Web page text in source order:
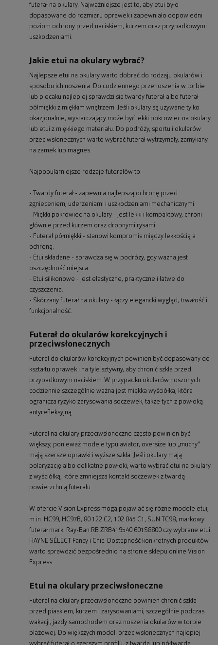
futerał na okulary. Najważniejsze jest to, aby etui było
dopasowane do rozmiaru oprawek i zapewniało odpowiedni
poziom ochrony przed naciskiem, kurzem oraz przypadkowymi
uszkodzeniami.
Jakie etui na okulary wybrać?
Najlepsze etui na okulary warto dobrać do rodzaju okularów i
sposobu ich noszenia. Do codziennego przenoszenia w torbie
lub plecaku najlepiej sprawdzi się twardy futerał albo futerał
półmiękki z miękkim wnętrzem. Jeśli okulary są używane tylko
okazjonalnie, wystarczający może być lekki pokrowiec na okulary
lub etui z miękkiego materiału. Do podróży, sportu i okularów
przeciwsłonecznych warto wybrać futerał wytrzymały, zamykany
na zamek lub magnes.
Najpopularniejsze rodzaje futerałów to:
- Twardy futerał - zapewnia najlepszą ochronę przed
zgnieceniem, uderzeniami i uszkodzeniami mechanicznymi.
- Miękki pokrowiec na okulary - jest lekki i kompaktowy, chroni
głównie przed kurzem oraz drobnymi rysami.
- Futerał półmiękki - stanowi kompromis między lekkością a
ochroną.
- Etui składane - sprawdza się w podróży, gdy ważna jest
oszczędność miejsca.
- Etui silikonowe - jest elastyczne, praktyczne i łatwe do
czyszczenia.
- Skórzany futerał na okulary - łączy elegancki wygląd, trwałość i
funkcjonalność.
Futerał do okularów korekcyjnych i
przeciwsłonecznych
Futerał do okularów korekcyjnych powinien być dopasowany do
kształtu oprawek i na tyle sztywny, aby chronić szkła przed
przypadkowym naciskiem. W przypadku okularów noszonych
codziennie szczególnie ważna jest miękka wyściółka, która
ogranicza ryzyko zarysowania soczewek, także tych z powłoką
antyrefleksyjną.
Futerał na okulary przeciwsłoneczne często powinien być
większy, ponieważ modele typu aviator, oversize lub „muchy”
mają szersze oprawki i wyższe szkła. Jeśli okulary mają
polaryzację albo delikatne powłoki, warto wybrać etui na okulary
z wyściółką, które zmniejsza kontakt soczewek z twardą
powierzchnią futerału.
W ofercie Vision Express mogą pojawiać się różne modele etui,
m.in. HC99, HC97B, 80.122 C2, 102.045 C1, SUN TC98, markowy
futerał marki Ray-Ban RB ZRB419540 601S8800 czy wybrane etui
HAYNE SÉLECT Fancy i Chic. Dostępność konkretnych produktów
warto sprawdzić bezpośrednio na stronie sklepu online Vision
Express.
Etui na okulary przeciwsłoneczne
Futerał na okulary przeciwsłoneczne powinien chronić szkła
przed piaskiem, kurzem i zarysowaniami, szczególnie podczas
wakacji, jazdy samochodem oraz noszenia okularów w torbie
plażowej. Do większych modeli przeciwsłonecznych najlepiej